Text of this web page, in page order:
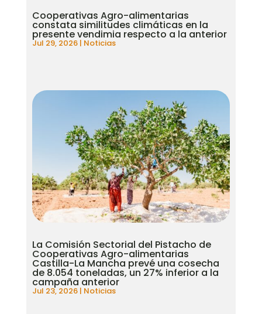
Cooperativas Agro-alimentarias
constata similitudes climáticas en la
presente vendimia respecto a la anterior
Jul 29, 2026| Noticias
La Comisión Sectorial del Pistacho de
Cooperativas Agro-alimentarias
Castilla-La Mancha prevé una cosecha
de 8.054 toneladas, un 27% inferior a la
campaña anterior
Jul 23, 2026| Noticias